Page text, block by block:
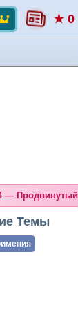
★ 0
— Продвинутый
Темы